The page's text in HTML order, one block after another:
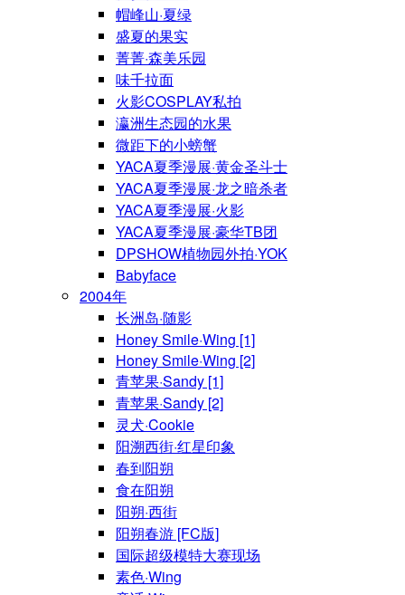
帽峰山·夏绿
盛夏的果实
菁菁·森美乐园
味千拉面
火影COSPLAY私拍
瀛洲生态园的水果
微距下的小螃蟹
YACA夏季漫展·黄金圣斗士
YACA夏季漫展·龙之暗杀者
YACA夏季漫展·火影
YACA夏季漫展·豪华TB团
DPSHOW植物园外拍·YOK
Babyface
2004年
长洲岛·随影
Honey Smile·Wing [1]
Honey Smile·Wing [2]
青苹果·Sandy [1]
青苹果·Sandy [2]
灵犬·Cookie
阳溯西街·红星印象
春到阳朔
食在阳朔
阳朔·西街
阳朔春游 [FC版]
国际超级模特大赛现场
素色·Wing